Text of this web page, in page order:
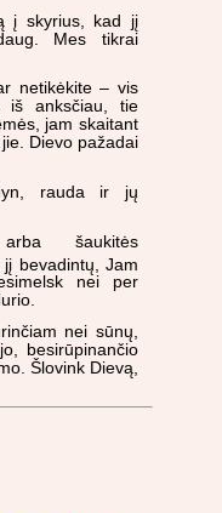
į skyrius, kad jį
Mes tikrai
netikėkite – vis
iš anksčiau, tie
jam skaitant
Dievo pažadai
rauda ir jų
šaukitės
jį bevadintų, Jam
nei per
nei sūnų,
besirūpinančio
Šlovink Dievą,